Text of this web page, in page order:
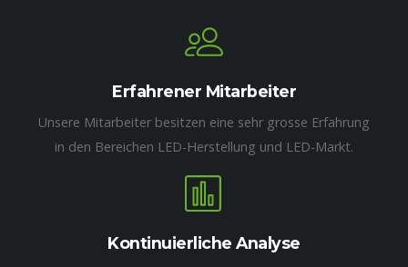
Erfahrener Mitarbeiter
Unsere Mitarbeiter besitzen eine sehr grosse Erfahrung
in den Bereichen LED-Herstellung und LED-Markt.
Kontinuierliche Analyse